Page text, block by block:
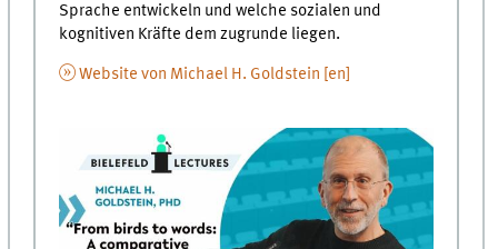
Sprache entwickeln und welche sozialen und
kognitiven Kräfte dem zugrunde liegen.
Website von Michael H. Goldstein [en]